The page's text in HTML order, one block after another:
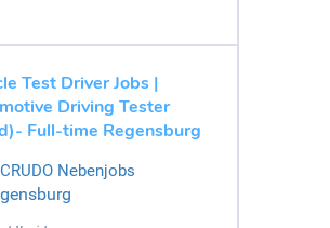
Test Driver Jobs |
Driving Tester
Full-time Regensburg
Nebenjobs